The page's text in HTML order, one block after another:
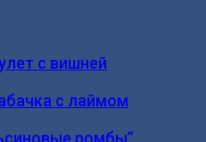
с вишней
с лаймом
ромбы”